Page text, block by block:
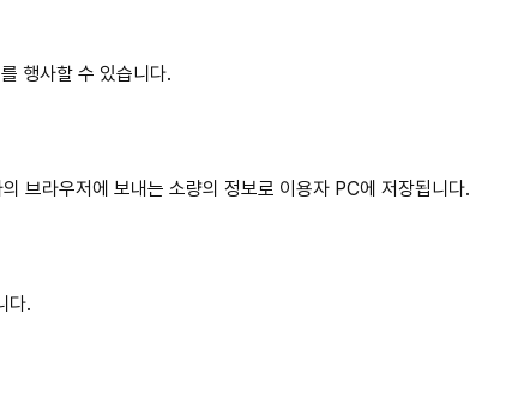
행사할 수 있습니다.
브라우저에 보내는 소량의 정보로 이용자 PC에 저장됩니다.
다.